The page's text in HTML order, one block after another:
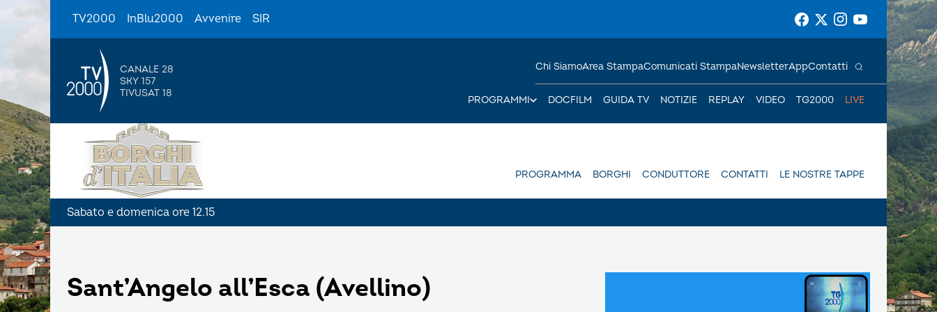
TV2000 InBlu2000 Avvenire SIR
CANALE 28
SKY 157
TIVUSAT 18
PROGRAMMI DOCFILM GUIDA TV NOTIZIE REPLAY VIDEO TG2000 LIVE
Chi SiamoArea StampaComunicati StampaNewsletterAppContatti
PROGRAMMA BORGHI CONDUTTORE CONTATTI LE NOSTRE TAPPE
Sabato e domenica ore 12.15
Sant’Angelo all’Esca (Avellino)